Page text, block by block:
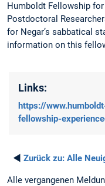
Humboldt Fellowship for
Postdoctoral
for Negar’s sabbatical
information on this
Links:
https://
fellowship-
◄ Zurück zu: Alle
Alle vergangenen